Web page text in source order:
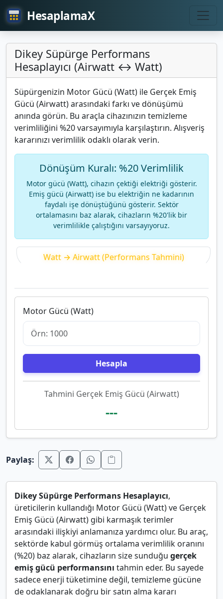
HesaplamaX
Dikey Süpürge Performans
Hesaplayıcı (Airwatt ↔ Watt)
Süpürgenizin Motor Gücü (Watt) ile Gerçek Emiş
Gücü (Airwatt) arasındaki farkı ve dönüşümü
anında görün. Bu araçla cihazınızın temizleme
verimliliğini %20 varsayımıyla karşılaştırın. Alışveriş
kararınızı verimlilik odaklı olarak verin.
Dönüşüm Kuralı: %20 Verimlilik
Motor gücü (Watt), cihazın çektiği elektriği gösterir.
Emiş gücü (Airwatt) ise bu elektriğin ne kadarının
faydalı işe dönüştüğünü gösterir. Sektör
ortalamasını baz alarak, cihazların %20'lik bir
verimlilikle çalıştığını varsayıyoruz.
Watt → Airwatt (Performans Tahmini)
Motor Gücü (Watt)
Hesapla
Tahmini Gerçek Emiş Gücü (Airwatt)
---
Paylaş:
Dikey Süpürge Performans Hesaplayıcı,
üreticilerin kullandığı Motor Gücü (Watt) ve Gerçek
Emiş Gücü (Airwatt) gibi karmaşık terimler
arasındaki ilişkiyi anlamanıza yardımcı olur. Bu araç,
sektörde kabul görmüş ortalama verimlilik oranını
(%20) baz alarak, cihazların size sunduğu gerçek
emiş gücü performansını tahmin eder. Bu sayede
sadece enerji tüketimine değil, temizleme gücüne
de odaklanarak doğru bir satın alma kararı